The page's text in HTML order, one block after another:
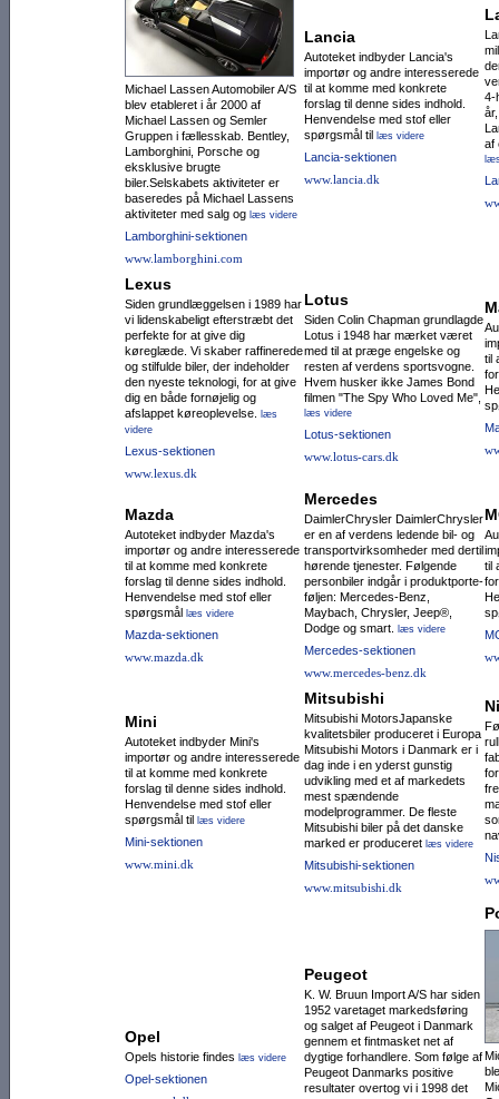
Michael Lassen Automobiler A/S
blev etableret i år 2000 af
Michael Lassen og Semler
Gruppen i fællesskab. Bentley,
Lamborghini, Porsche og
eksklusive brugte
biler.Selskabets aktiviteter er
baseredes på Michael Lassens
aktiviteter med salg og læs videre
Lamborghini-sektionen
www.lamborghini.com
Lancia
Autoteket indbyder Lancia's
importør og andre interesserede
til at komme med konkrete
forslag til denne sides indhold.
Henvendelse med stof eller
spørgsmål til læs videre
Lancia-sektionen
www.lancia.dk
4-
af
Lexus
Siden grundlæggelsen i 1989 har
vi lidenskabeligt efterstræbt det
perfekte for at give dig
køreglæde. Vi skaber raffinerede
og stilfulde biler, der indeholder
den nyeste teknologi, for at give
dig en både fornøjelig og
afslappet køreoplevelse.
læs
videre
Lexus-sektionen
www.lexus.dk
Lotus
Siden Colin Chapman grundlagde
Lotus i 1948 har mærket været
med til at præge engelske og
resten af verdens sportsvogne.
Hvem husker ikke James Bond
filmen "The Spy Who Loved Me",
læs videre
Lotus-sektionen
www.lotus-cars.dk
til
Mazda
Autoteket indbyder Mazda's
importør og andre interesserede
til at komme med konkrete
forslag til denne sides indhold.
Henvendelse med stof eller
spørgsmål læs videre
Mazda-sektionen
www.mazda.dk
Mercedes
DaimlerChrysler DaimlerChrysler
er en af verdens ledende bil- og
transportvirksom­heder med dertil
hørende tjenester. Følgende
personbiler indgår i produktporte­
føljen: Mercedes-Benz,
Maybach, Chrysler, Jeep®,
Dodge og smart.
læs videre
Mercedes-sektionen
www.mercedes-benz.dk
til
Mini
Autoteket indbyder Mini's
importør og andre interesserede
til at komme med konkrete
forslag til denne sides indhold.
Henvendelse med stof eller
spørgsmål til læs videre
Mini-sektionen
www.mini.dk
Mitsubishi
Mitsubishi MotorsJapanske
kvalitetsbiler produceret i Europa
Mitsubishi Motors i Danmark er i
dag inde i en yderst gunstig
udvikling med et af markedets
mest spændende
modelprogrammer. De fleste
Mitsubishi biler på det danske
marked er produceret læs videre
Mitsubishi-sektionen
www.mitsubishi.dk
Opel
Opels historie findes læs videre
Opel-sektionen
Peugeot
K. W. Bruun Import A/S har siden
1952 varetaget markedsføring
og salget af Peugeot i Danmark
gennem et fintmasket net af
dygtige forhandlere. Som følge af
Peugeot Danmarks positive
resultater overtog vi i 1998 det